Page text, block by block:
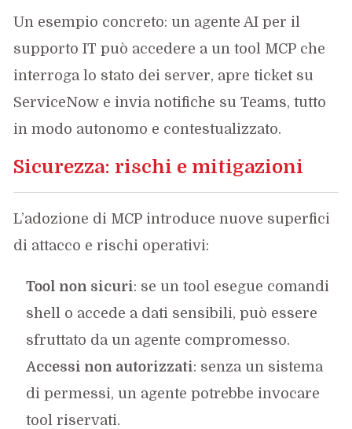
Un esempio concreto: un agente AI per il
supporto IT può accedere a un tool MCP che
interroga lo stato dei server, apre ticket su
ServiceNow e invia notifiche su Teams, tutto
in modo autonomo e contestualizzato.
Sicurezza: rischi e mitigazioni
L’adozione di MCP introduce nuove superfici
di attacco e rischi operativi:
Tool non sicuri: se un tool esegue comandi
shell o accede a dati sensibili, può essere
sfruttato da un agente compromesso.
Accessi non autorizzati: senza un sistema
di permessi, un agente potrebbe invocare
tool riservati.